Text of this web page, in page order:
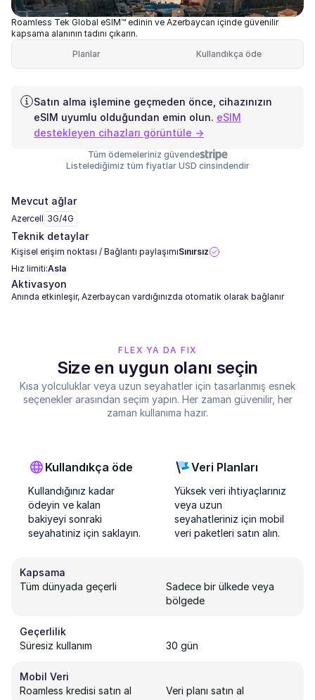
Roamless Tek Global eSIM™ edinin ve Azerbaycan içinde güvenilir
kapsama alanının tadını çıkarın.
Planlar
Kullandıkça öde
Satın alma işlemine geçmeden önce, cihazınızın
eSIM uyumlu olduğundan emin olun. eSIM
destekleyen cihazları görüntüle →
Tüm ödemeleriniz güvende
Listelediğimiz tüm fiyatlar USD cinsindendir
Mevcut ağlar
Azercell 3G/4G
Teknik detaylar
Kişisel erişim noktası / Bağlantı paylaşımıSınırsız
Hız limiti:Asla
Aktivasyon
Anında etkinleşir, Azerbaycan vardığınızda otomatik olarak bağlanır
FLEX YA DA FIX
Size en uygun olanı seçin
Kısa yolculuklar veya uzun seyahatler için tasarlanmış esnek
seçenekler arasından seçim yapın. Her zaman güvenilir, her
zaman kullanıma hazır.
Kullandıkça öde
Kullandığınız kadar
ödeyin ve kalan
bakiyeyi sonraki
seyahatiniz için saklayın.
Veri Planları
Yüksek veri ihtiyaçlarınız
veya uzun
seyahatleriniz için mobil
veri paketleri satın alın.
Kapsama
Tüm dünyada geçerli
Sadece bir ülkede veya
bölgede
Geçerlilik
Süresiz kullanım
30 gün
Mobil Veri
Roamless kredisi satın al
Veri planı satın al